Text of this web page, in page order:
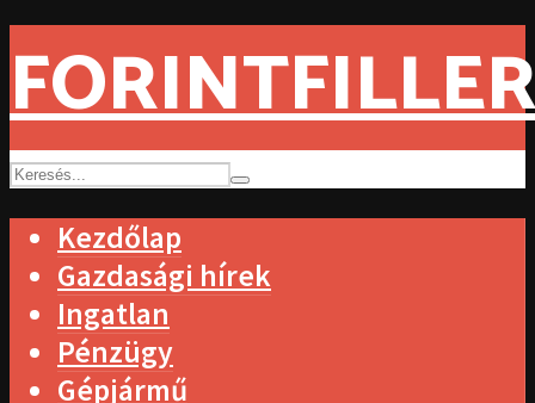
Kezdőlap
Gazdasági hírek
Ingatlan
Pénzügy
Gépjármű